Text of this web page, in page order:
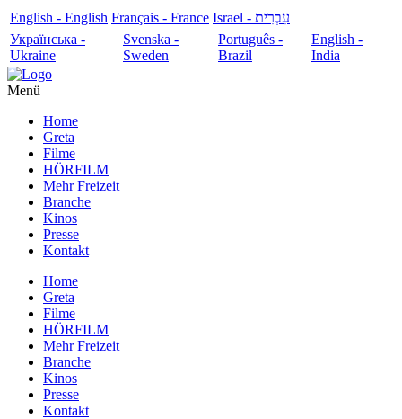
English - English Français - France
עִבְרִית - Israel
Українська -
Ukraine
Svenska -
Sweden
Português -
Brazil
English -
India
Menü
Home
Greta
Filme
HÖRFILM
Mehr Freizeit
Branche
Kinos
Presse
Kontakt
Home
Greta
Filme
HÖRFILM
Mehr Freizeit
Branche
Kinos
Presse
Kontakt